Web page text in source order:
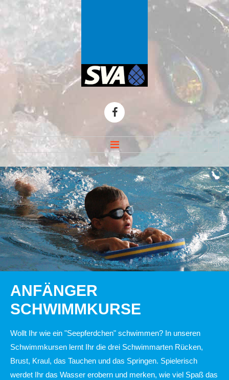
HOME
TOP THEMEN
Zirbelnuss-Schwimmen
ARGE 50-Meter-Hallenbad
VEREIN
Vorstand
Mitgliedschaft
Downloads
Links
ABTEILUNGEN
ANFÄNGER
SCHWIMMKURSE
Wollt Ihr wie ein "Seepferdchen" schwimmen? In unseren
Schwimmkursen lernt Ihr die drei Schwimmarten Rücken,
Brust, Kraul, das Tauchen und das Springen. Spielerisch
werdet Ihr das Wasser erobern und merken, wie viel Spaß das